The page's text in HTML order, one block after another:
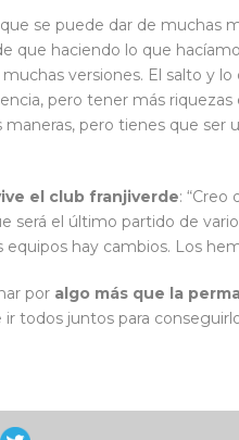
se puede dar de muchas
que haciendo lo que
versiones. El salto y
pero tener más
pero tienes que ser
el club franjiverde:
será el último partido de
hay cambios. Los
por algo más que la
todos juntos para